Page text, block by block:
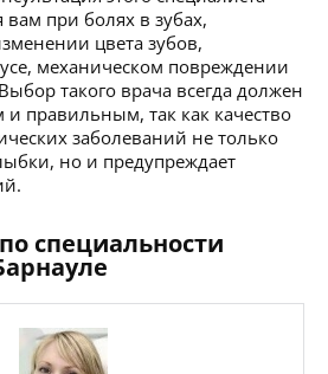
при болях в зубах,
цвета зубов,
механическом повреждении
такого врача всегда должен
правильным, так как качество
заболеваний не только
но и предупреждает
специальности